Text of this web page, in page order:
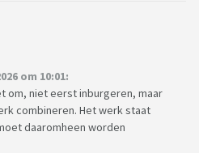
om 10:01:
om, niet eerst inburgeren, maar
combineren. Het werk staat
daaromheen worden